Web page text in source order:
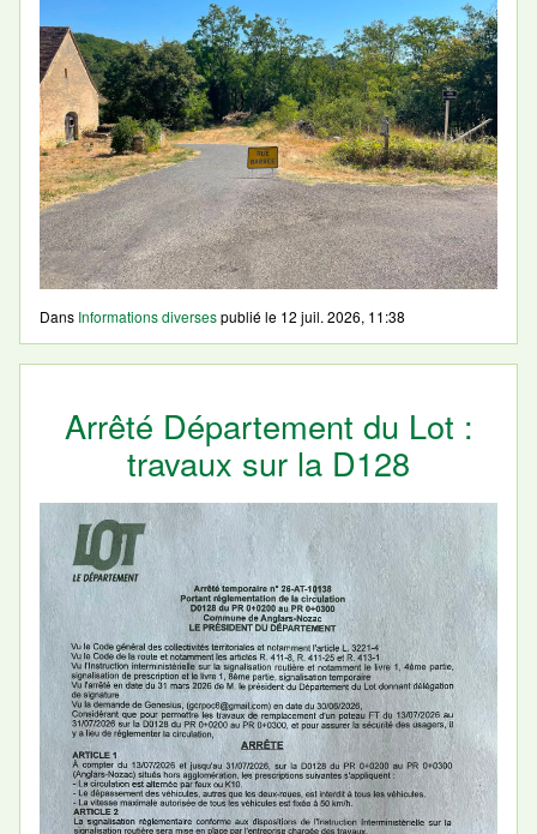
Dans Informations diversespublié le 12 juil. 2026, 11:38
Arrêté Département du Lot :
travaux sur la D128